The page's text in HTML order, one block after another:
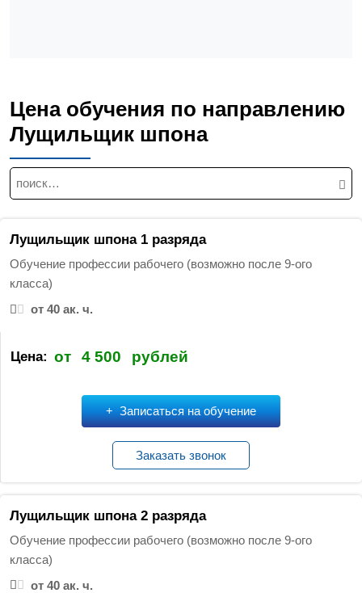
Цена обучения по направлению
Лущильщик шпона
Н
а
т
Лущильщик шпона 1 разряда
Обучение профессии рабочего (возможно после 9-ого
класса)
от 40 ак. ч.
Цена: от 4 500 рублей
Записаться на обучение
Заказать звонок
Лущильщик шпона 2 разряда
Обучение профессии рабочего (возможно после 9-ого
класса)
от 40 ак. ч.